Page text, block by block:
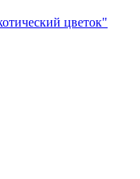
цветок"